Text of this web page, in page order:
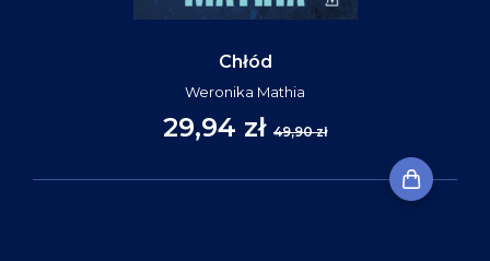
Chłód
Weronika Mathia
29,94 zł 49,90 zł